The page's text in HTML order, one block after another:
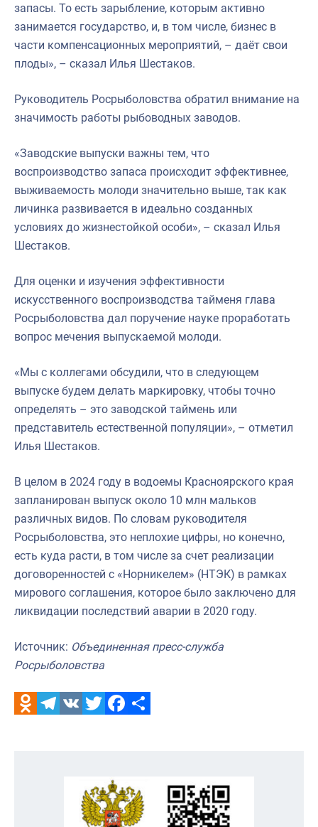
запасы. То есть зарыбление, которым активно
занимается государство, и, в том числе, бизнес в
части компенсационных мероприятий, – даёт свои
плоды», – сказал Илья Шестаков.
Руководитель Росрыболовства обратил внимание на
значимость работы рыбоводных заводов.
«Заводские выпуски важны тем, что
воспроизводство запаса происходит эффективнее,
выживаемость молоди значительно выше, так как
личинка развивается в идеально созданных
условиях до жизнестойкой особи», – сказал Илья
Шестаков.
Для оценки и изучения эффективности
искусственного воспроизводства тайменя глава
Росрыболовства дал поручение науке проработать
вопрос мечения выпускаемой молоди.
«Мы с коллегами обсудили, что в следующем
выпуске будем делать маркировку, чтобы точно
определять – это заводской таймень или
представитель естественной популяции», – отметил
Илья Шестаков.
В целом в 2024 году в водоемы Красноярского края
запланирован выпуск около 10 млн мальков
различных видов. По словам руководителя
Росрыболовства, это неплохие цифры, но конечно,
есть куда расти, в том числе за счет реализации
договоренностей с «Норникелем» (НТЭК) в рамках
мирового соглашения, которое было заключено для
ликвидации последствий аварии в 2020 году.
Источник: Объединенная пресс-служба
Росрыболовства